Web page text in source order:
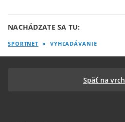
NACHÁDZATE SA TU:
SPORTNET » VYHĽADÁVANIE
Späť na vrch